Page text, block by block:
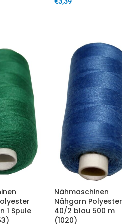
1 Spule
Nähmaschinen
Nähgarn Polyester
40/2 blau 500 m
(1020)